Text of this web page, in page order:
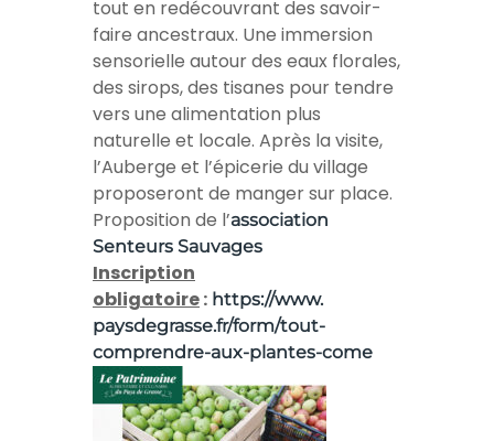
tout en redécouvrant des savoir-
faire ancestraux. Une immersion
sensorielle autour des eaux florales,
des sirops, des tisanes pour tendre
vers une alimentation plus
naturelle et locale. Après la visite,
l’Auberge et l’épicerie du village
proposeront de manger sur place.
Proposition de l’association
Senteurs Sauvages
Inscription
obligatoire: https://www.
paysdegrasse.fr/form/tout-
comprendre-aux-plantes-come